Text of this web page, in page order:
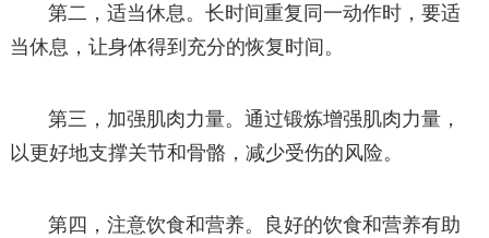
第二，适当休息。长时间重复同一动作时，要适
当休息，让身体得到充分的恢复时间。
第三，加强肌肉力量。通过锻炼增强肌肉力量，
以更好地支撑关节和骨骼，减少受伤的风险。
第四，注意饮食和营养。良好的饮食和营养有助